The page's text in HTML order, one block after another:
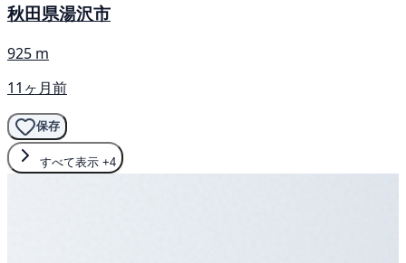
秋田県湯沢市
925 m
11ヶ月前
保存
すべて表示 +4